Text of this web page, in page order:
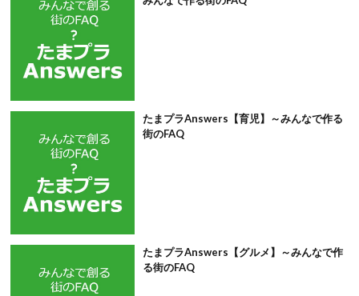
たまプラAnswers【育児】～みんなで作る
街のFAQ
たまプラAnswers【グルメ】～みんなで作
る街のFAQ